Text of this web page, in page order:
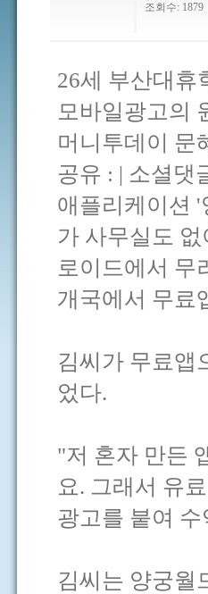
조회수: 1879
26세 부산대휴
모바일광고의
머니투데이 문
공유 : | 소셜
애플리케이션 '
가 사무실도
로이드에서 무
개국에서 무료
김씨가 무료앱
었다.
"저 혼자 만든
요. 그래서 유
광고를 붙여
김씨는 양궁월